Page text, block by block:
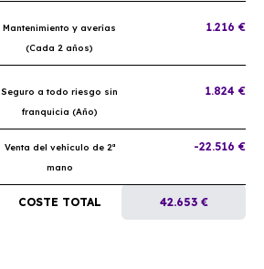
Mantenimiento y averías
(Cada 2 años)
1.216 €
Seguro a todo riesgo sin
franquicia (Año)
1.824 €
Venta del vehículo de 2ª
mano
-22.516 €
COSTE TOTAL 42.653 €